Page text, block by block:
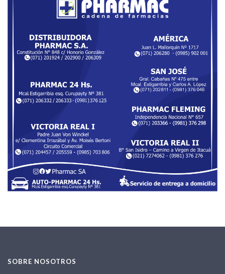
SOBRE NOSOTROS